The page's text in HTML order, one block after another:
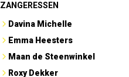
ZANGERESSEN
Davina Michelle
Emma Heesters
Maan de Steenwinkel
Roxy Dekker